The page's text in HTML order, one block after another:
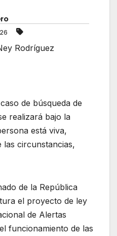
Rodríguez
de búsqueda de
realizará bajo la
está viva,
las circunstancias,
de la República
el proyecto de ley
de Alertas
funcionamiento de las